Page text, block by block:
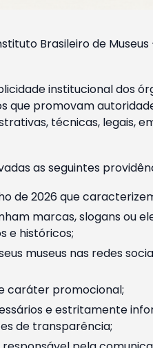
Brasileiro de
institucional dos
promovam
técnicas, legais,
as seguintes
de 2026 que
marcas, slogans ou
e históricos;
museus nas redes
caráter promocional;
e estritamente
de transparência;